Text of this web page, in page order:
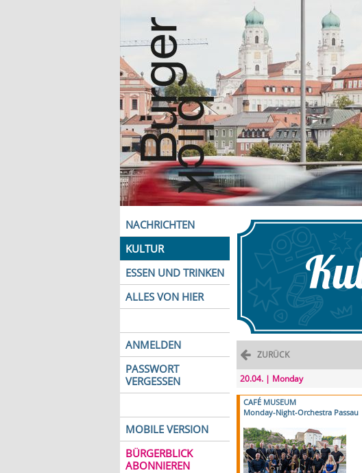
NACHRICHTEN
KULTUR
ESSEN UND TRINKEN
ALLES VON HIER
ANMELDEN
PASSWORT
VERGESSEN
MOBILE VERSION
BÜRGERBLICK
ABONNIEREN
ZURÜCK
20.04. | Monday
CAFÉ MUSEUM
Monday-Night-Orchestra Passau